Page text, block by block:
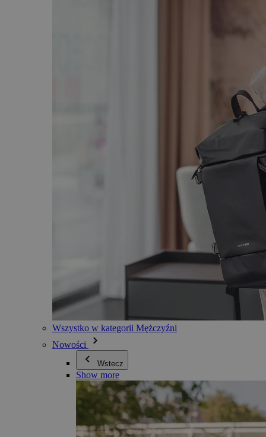
Wszystko w kategorii Mężczyźni
Nowości
Wstecz
Show more